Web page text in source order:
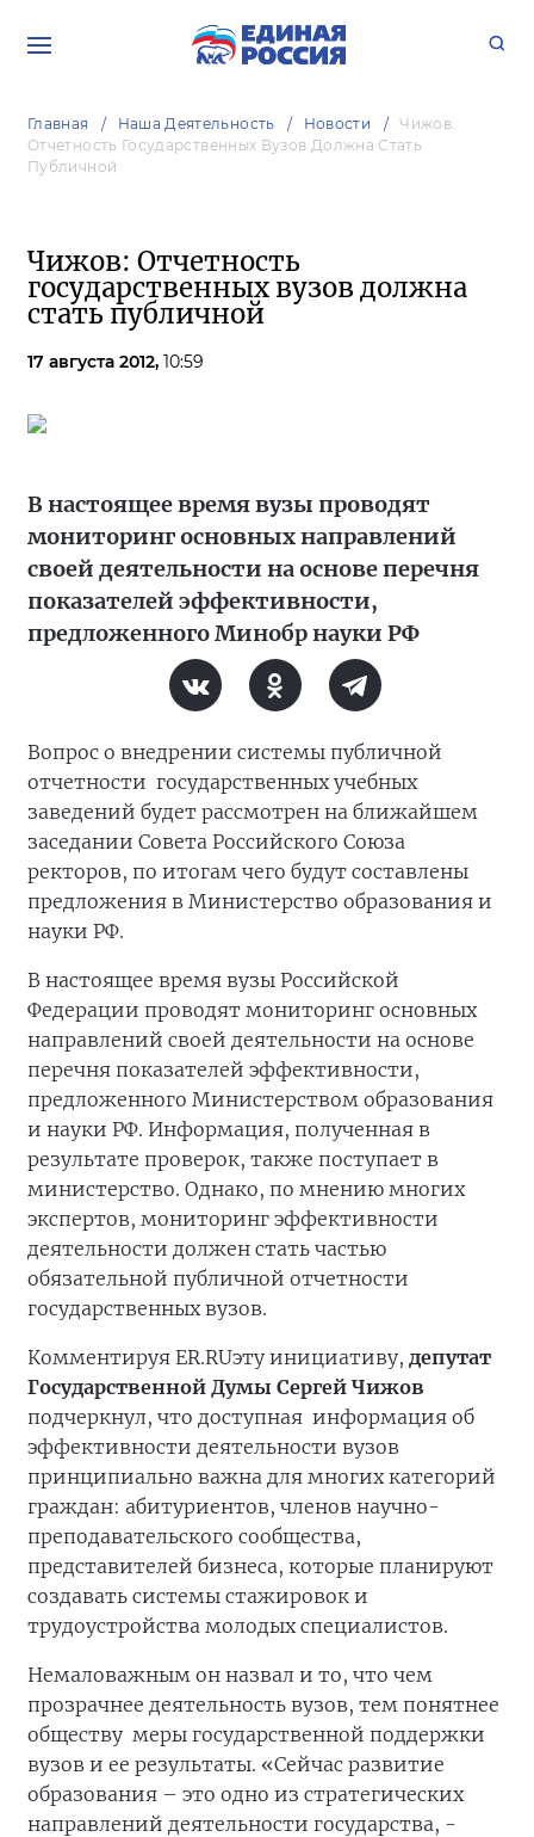
Главная Наша Деятельность Новости
Чижов:
Отчетность Государственных Вузов Должна Стать
Публичной
Чижов: Отчетность
государственных вузов должна
стать публичной
17 августа 2012, 10:59
В настоящее время вузы проводят
мониторинг основных направлений
своей деятельности на основе перечня
показателей эффективности,
предложенного Минобр науки РФ
Вопрос о внедрении системы публичной
отчетности государственных учебных
заведений будет рассмотрен на ближайшем
заседании Совета Российского Союза
ректоров, по итогам чего будут составлены
предложения в Министерство образования и
науки РФ.
В настоящее время вузы Российской
Федерации проводят мониторинг основных
направлений своей деятельности на основе
перечня показателей эффективности,
предложенного Министерством образования
и науки РФ. Информация, полученная в
результате проверок, также поступает в
министерство. Однако, по мнению многих
экспертов, мониторинг эффективности
деятельности должен стать частью
обязательной публичной отчетности
государственных вузов.
Комментируя ER.RUэту инициативу, депутат
Государственной Думы Сергей Чижов
подчеркнул, что доступная информация об
эффективности деятельности вузов
принципиально важна для многих категорий
граждан: абитуриентов, членов научно-
преподавательского сообщества,
представителей бизнеса, которые планируют
создавать системы стажировок и
трудоустройства молодых специалистов.
Немаловажным он назвал и то, что чем
прозрачнее деятельность вузов, тем понятнее
обществу меры государственной поддержки
вузов и ее результаты. «Сейчас развитие
образования – это одно из стратегических
направлений деятельности государства, -